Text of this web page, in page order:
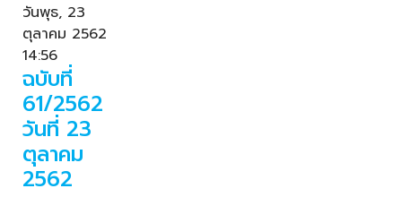
วันพุธ, 23
ตุลาคม 2562
14:56
ฉบับที่
61/2562
วันที่ 23
ตุลาคม
2562